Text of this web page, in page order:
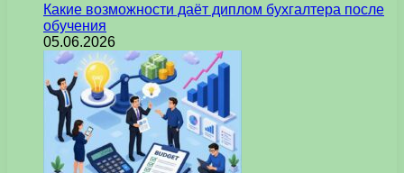
Какие возможности даёт диплом бухгалтера после
обучения
05.06.2026